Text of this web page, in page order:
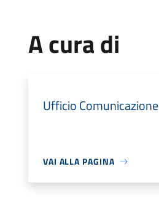
A cura di
Ufficio Comunicazione
VAI ALLA PAGINA